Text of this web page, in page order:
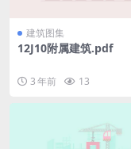
建筑图集
12J10附属建筑.pdf
3 年前 13